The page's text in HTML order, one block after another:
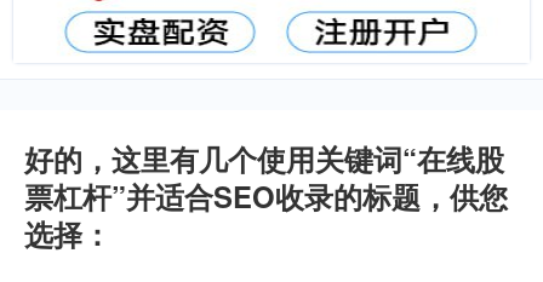
好的，这里有几个使用关键词“在线股
票杠杆”并适合SEO收录的标题，供您
选择：